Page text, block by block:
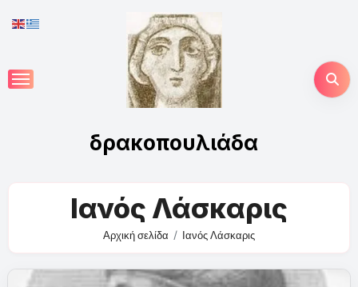
to
δρακοπουλιάδα
Ιανός Λάσκαρις
Αρχική σελίδα Ιανός Λάσκαρις